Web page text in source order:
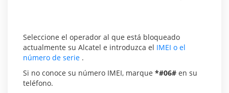
Seleccione el operador al que está bloqueado
actualmente su Alcatel e introduzca el IMEI o el
número de serie .
Si no conoce su número IMEI, marque *#06# en su
teléfono.